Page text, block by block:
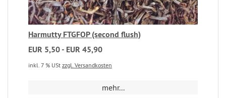
Harmutty FTGFOP (second flush)
EUR 5,50 - EUR 45,90
inkl. 7 % USt zzgl. Versandkosten
mehr...